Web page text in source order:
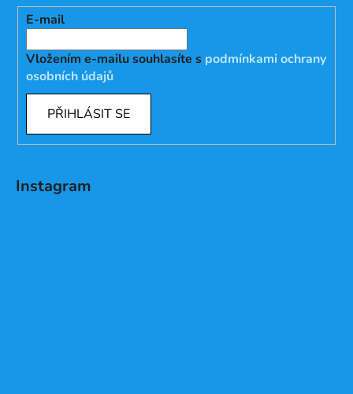
E-mail
Vložením e-mailu souhlasíte s podmínkami ochrany
osobních údajů
PŘIHLÁSIT SE
Instagram